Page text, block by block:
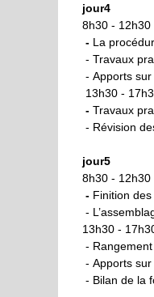
jour4
8h30 - 12h30
- La
- Travaux
- Apports sur
13h30 -
- Travaux
- Révision
jour5
8h30 - 12h30
- Finition
-
13h30 -
- Rangement
- Apports sur
- Bilan de la